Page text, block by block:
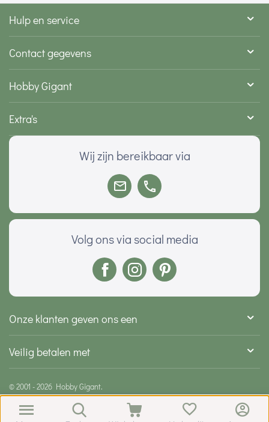
Hulp en service
Contact gegevens
Hobby Gigant
Extra's
Wij zijn bereikbaar via
Volg ons via social media
Onze klanten geven ons een
Veilig betalen met
© 2001 - 2026 Hobby Gigant.